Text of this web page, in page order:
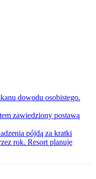
dowodu osobistego.
zawiedziony postawą
pójdą za kratki
rok. Resort planuje